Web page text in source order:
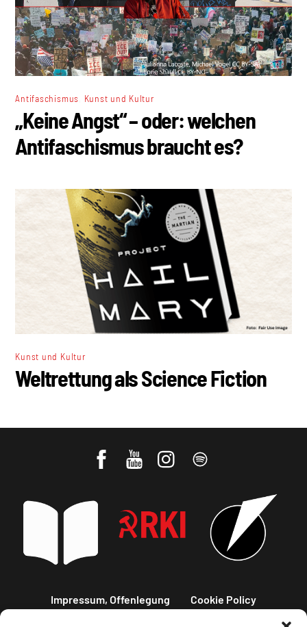
Antifaschismus Kunst und Kultur
„Keine Angst“ – oder: welchen
Antifaschismus braucht es?
Kunst und Kultur
Weltrettung als Science Fiction
Impressum, Offenlegung Cookie Policy